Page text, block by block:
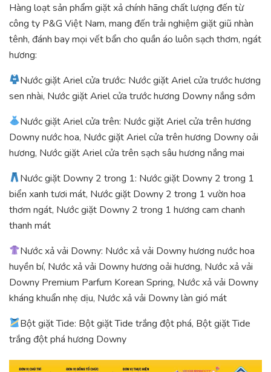
Hàng loạt sản phẩm giặt xả chính hãng chất lượng đến từ
công ty P&G Việt Nam, mang đến trải nghiệm giặt giũ nhàn
tênh, đánh bay mọi vết bẩn cho quần áo luôn sạch thơm, ngát
hương:
Nước giặt Ariel cửa trước: Nước giặt Ariel cửa trước hương
sen nhài, Nước giặt Ariel cửa trước hương Downy nắng sớm
Nước giặt Ariel cửa trên: Nước giặt Ariel cửa trên hương
Downy nước hoa, Nước giặt Ariel cửa trên hương Downy oải
hương, Nước giặt Ariel cửa trên sạch sâu hương nắng mai
Nước giặt Downy 2 trong 1: Nước giặt Downy 2 trong 1
biển xanh tươi mát, Nước giặt Downy 2 trong 1 vườn hoa
thơm ngát, Nước giặt Downy 2 trong 1 hương cam chanh
thanh mát
Nước xả vải Downy: Nước xả vải Downy hương nước hoa
huyền bí, Nước xả vải Downy hương oải hương, Nước xả vải
Downy Premium Parfum Korean Spring, Nước xả vải Downy
kháng khuẩn nhẹ dịu, Nước xả vải Downy làn gió mát
Bột giặt Tide: Bột giặt Tide trắng đột phá, Bột giặt Tide
trắng đột phá hương Downy